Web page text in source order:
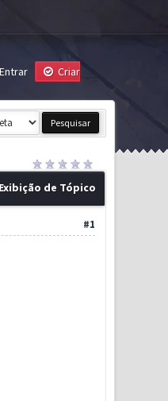
Entrar
Criar
de Tópico
#1